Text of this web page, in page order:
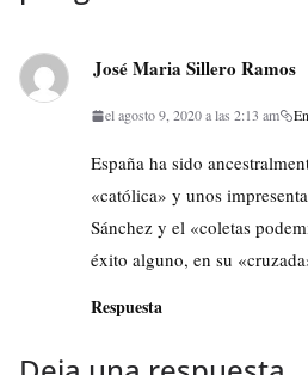
José Maria Sillero Ramos
el agosto 9, 2020 a las 2:13 am
España ha sido
«católica» y unos
Sánchez y el «coletas
éxito alguno, en su
Respuesta